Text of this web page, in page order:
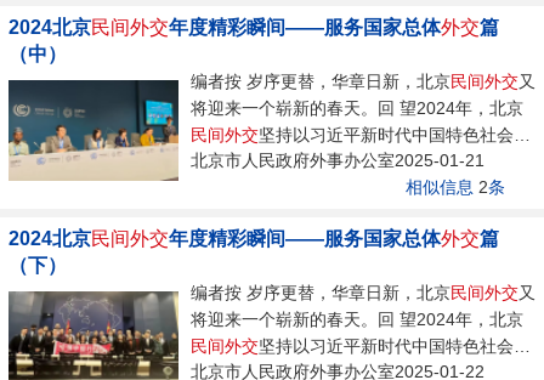
2024北京民间外交年度精彩瞬间——服务国家总体外交篇
（中）
编者按 岁序更替，华章日新，北京民间外交又
将迎来一个崭新的春天。回 望2024年，北京
民间外交坚持以习近平新时代中国特色社会主
义...
北京市人民政府外事办公室2025-01-21
相似信息 2条
2024北京民间外交年度精彩瞬间——服务国家总体外交篇
（下）
编者按 岁序更替，华章日新，北京民间外交又
将迎来一个崭新的春天。回 望2024年，北京
民间外交坚持以习近平新时代中国特色社会主
义...
北京市人民政府外事办公室2025-01-22